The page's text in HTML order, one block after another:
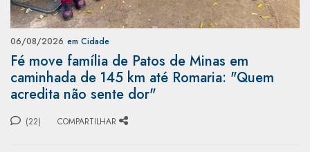
06/08/2026 em Cidade
Fé move família de Patos de Minas em
caminhada de 145 km até Romaria: "Quem
acredita não sente dor"
(22) COMPARTILHAR